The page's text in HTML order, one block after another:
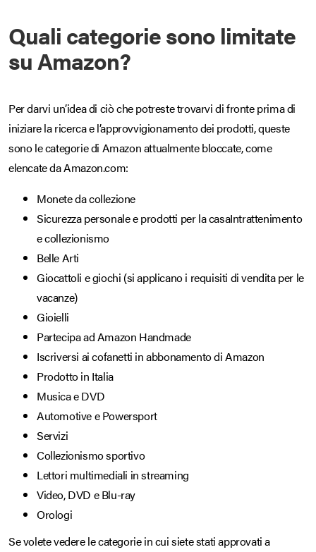
Quali categorie sono limitate
su Amazon?
Per darvi un’idea di ciò che potreste trovarvi di fronte prima di
iniziare la ricerca e l’approvvigionamento dei prodotti, queste
sono le categorie di Amazon attualmente bloccate, come
elencate da Amazon.com:
Monete da collezione
Sicurezza personale e prodotti per la casaIntrattenimento
e collezionismo
Belle Arti
Giocattoli e giochi (si applicano i requisiti di vendita per le
vacanze)
Gioielli
Partecipa ad Amazon Handmade
Iscriversi ai cofanetti in abbonamento di Amazon
Prodotto in Italia
Musica e DVD
Automotive e Powersport
Servizi
Collezionismo sportivo
Lettori multimediali in streaming
Video, DVD e Blu-ray
Orologi
Se volete vedere le categorie in cui siete stati approvati a